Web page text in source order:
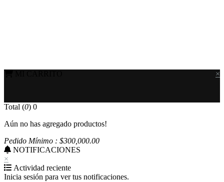
×
Total (0) 0
Aún no has agregado productos!
Pedido Mínimo : $300,000.00
NOTIFICACIONES
×
Actividad reciente
Inicia sesión para ver tus notificaciones.